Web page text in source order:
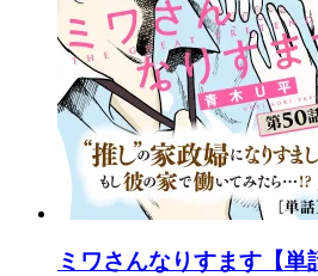
ミワさんなりすます【単